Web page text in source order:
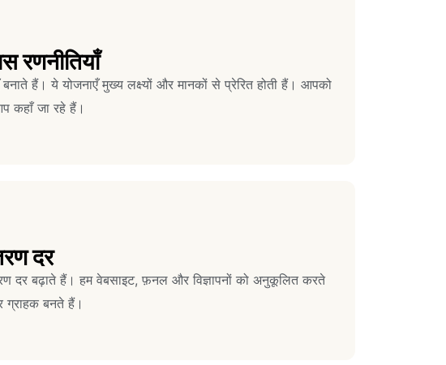
रणनीतियाँ
बनाते हैं। ये योजनाएँ मुख्य लक्ष्यों और मानकों से प्रेरित होती हैं। आपको
कहाँ जा रहे हैं।
दर
दर बढ़ाते हैं। हम वेबसाइट, फ़नल और विज्ञापनों को अनुकूलित करते
ग्राहक बनते हैं।